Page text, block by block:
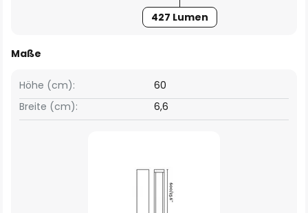
427 Lumen
Maße
Breite (cm): 6,6
Höhe (cm): 60